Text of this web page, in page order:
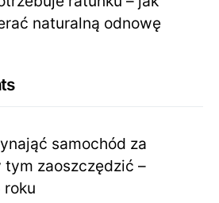
naturalną odnowę
samochód za
zaoszczędzić –